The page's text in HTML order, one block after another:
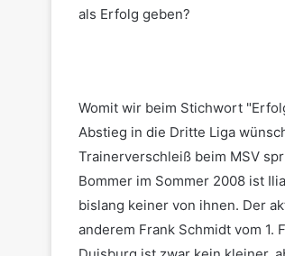
als Erfolg geben?
Womit wir beim Stichwort
Abstieg in die Dritte Liga
Trainerverschleiß beim MSV
Bommer im Sommer 2008 ist
bislang keiner von ihnen. Der
anderem Frank Schmidt vom 1.